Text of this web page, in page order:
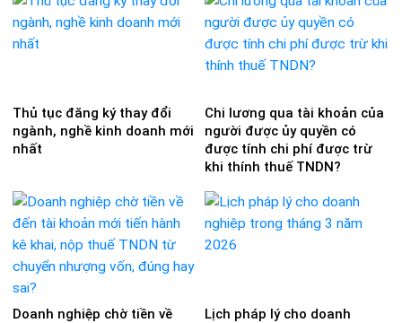
Thủ tục đăng ký thay đổi
ngành, nghề kinh doanh mới
nhất
Chi lương qua tài khoản của
người được ủy quyền có
được tính chi phí được trừ
khi thính thuế TNDN?
Doanh nghiệp chờ tiền về
Lịch pháp lý cho doanh